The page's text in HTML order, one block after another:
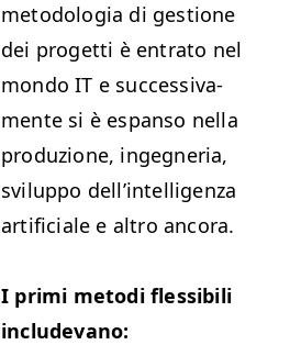
metodolo­gia di ges­tione
dei prog­et­ti è entra­to nel
mon­doIT e suc­ces­si­va­
mente si è espan­so nel­la
pro­duzione, ingeg­ne­r­ia,
svilup­po del­l’in­tel­li­gen­za
arti­fi­ciale e altro ancora.
I pri­mi meto­di flessibili
includevano: